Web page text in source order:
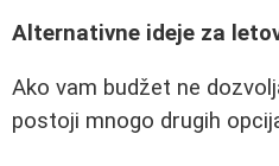
Alternativne ideje za
Ako vam budžet ne
postoji mnogo drugih